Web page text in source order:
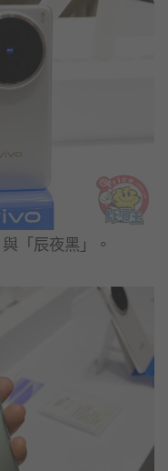
「辰夜黑」。